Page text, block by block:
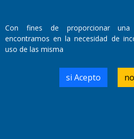
Propietario: El Diario SRL
Director Periodístico:
Walter René Goñi
Domicilio Legal: José Ingenieros 855,
Santa Rosa, La Pampa.
Con fines de proporcionar una
encontramos en la necesidad de
uso de las misma
si Acepto